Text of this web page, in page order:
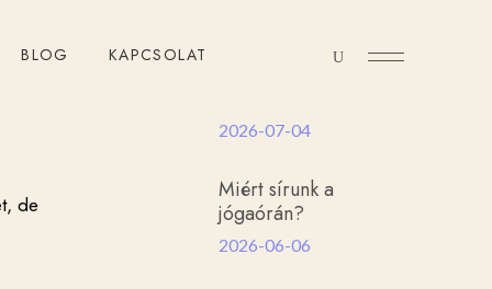
BLOG KAPCSOLAT
de
2026-07-04
Miért sírunk a
jógaórán?
2026-06-06